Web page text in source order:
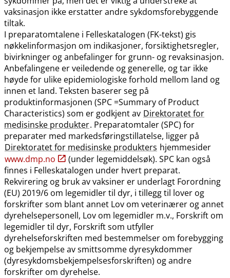
vaksinasjon ikke erstatter andre sykdomsforebyggende
tiltak.
I preparatomtalene i Felleskatalogen (FK-tekst) gis
nøkkelinformasjon om indikasjoner, forsiktighetsregler,
bivirkninger og anbefalinger for grunn- og revaksinasjon.
Anbefalingene er veiledende og generelle, og tar ikke
høyde for ulike epidemiologiske forhold mellom land og
innen et land. Teksten baserer seg på
produktinformasjonen (SPC =Summary of Product
Characteristics) som er godkjent av Direktoratet for
medisinske produkter. Preparatomtaler (SPC) for
preparater med markedsføringstillatelse, ligger på
Direktoratet for medisinske produkters hjemmesider
www.dmp.no
(under legemiddelsøk). SPC kan også
finnes i Felleskatalogen under hvert preparat.
Rekvirering og bruk av vaksiner er underlagt Forordning
(EU) 2019/6 om legemidler til dyr, i tillegg til lover og
forskrifter som blant annet Lov om veterinærer og annet
dyrehelsepersonell, Lov om legemidler m.v., Forskrift om
legemidler til dyr, Forskrift som utfyller
dyrehelseforskriften med bestemmelser om forebygging
og bekjempelse av smittsomme dyresykdommer
(dyresykdomsbekjempelsesforskriften) og andre
forskrifter om dyrehelse.